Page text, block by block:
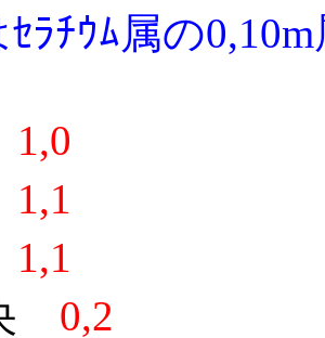
ｾﾗﾁｳﾑ属の
1,0
1,1
1,1
0,2